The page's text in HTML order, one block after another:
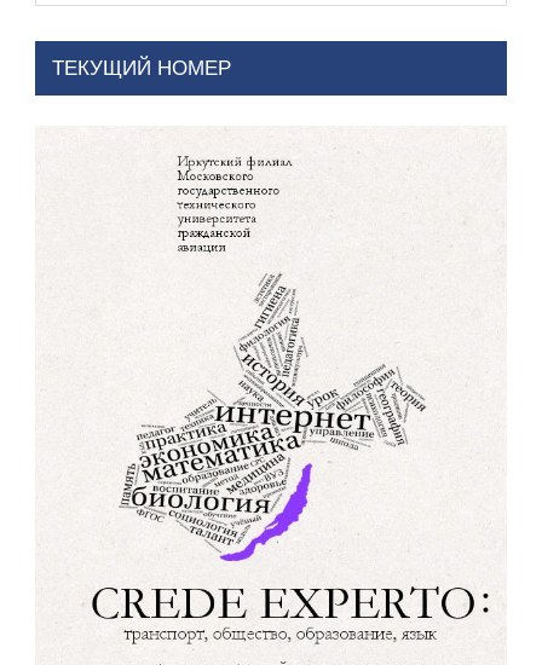
ТЕКУЩИЙ НОМЕР